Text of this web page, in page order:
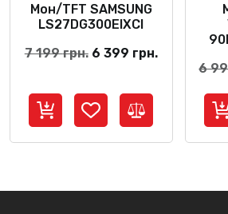
Мон/TFT SAMSUNG
LS27DG300EIXCI
7 199грн. Оригінальна
7
199 грн..
6 399 грн.Поточна
6